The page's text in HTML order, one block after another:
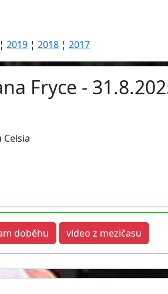
¦ 2019 ¦ 2018 ¦ 2017
Fryce -
doběhu video z mezičasu